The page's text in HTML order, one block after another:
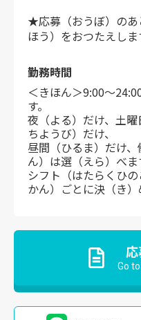
★応募（おうぼ）のあ
ほう）をおつたえしま
勤務時間
＜きほん＞9:00～
す。
夜（よる）だけ、土
ちようび）だけ、
昼間（ひるま）だけ
ん）は選（えら）べま
シフト（はたらくひ
かん）ごとに決（き）
Go